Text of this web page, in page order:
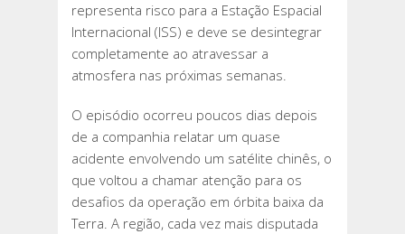
representa risco para a Estação Espacial
Internacional (ISS) e deve se desintegrar
completamente ao atravessar a
atmosfera nas próximas semanas.
O episódio ocorreu poucos dias depois
de a companhia relatar um quase
acidente envolvendo um satélite chinês, o
que voltou a chamar atenção para os
desafios da operação em órbita baixa da
Terra. A região, cada vez mais disputada